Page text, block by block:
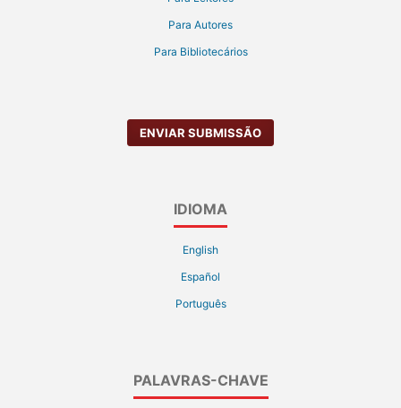
Para Autores
Para Bibliotecários
ENVIAR SUBMISSÃO
IDIOMA
English
Español
Português
PALAVRAS-CHAVE